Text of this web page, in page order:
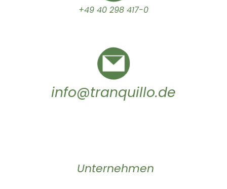
+49 40 298 417-0
info@tranquillo.de
Unternehmen